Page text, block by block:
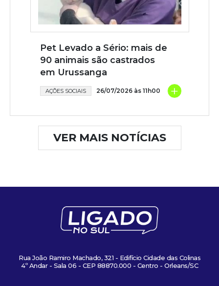
Pet Levado a Sério: mais de
90 animais são castrados
em Urussanga
AÇÕES SOCIAIS 26/07/2026 às 11h00 +
VER MAIS NOTÍCIAS
Rua João Ramiro Machado, 321 - Edifício Cidade das Colinas
4º Andar - Sala 06 - CEP 88870.000 - Centro - Orleans/SC